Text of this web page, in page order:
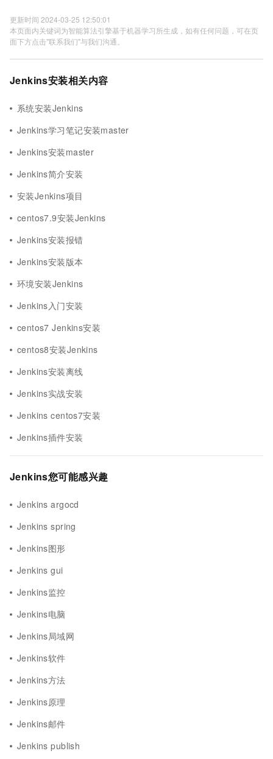
更新时间 2024-03-25 12:50:01
本页面内关键词为智能算法引擎基于机器学习所生成，如有任何问题，可在页
面下方点击"联系我们"与我们沟通。
Jenkins安装相关内容
系统安装Jenkins
Jenkins学习笔记安装master
Jenkins安装master
Jenkins简介安装
安装Jenkins项目
centos7.9安装Jenkins
Jenkins安装报错
Jenkins安装版本
环境安装Jenkins
Jenkins入门安装
centos7 Jenkins安装
centos8安装Jenkins
Jenkins安装离线
Jenkins实战安装
Jenkins centos7安装
Jenkins插件安装
Jenkins您可能感兴趣
Jenkins argocd
Jenkins spring
Jenkins图形
Jenkins gui
Jenkins监控
Jenkins电脑
Jenkins局域网
Jenkins软件
Jenkins方法
Jenkins原理
Jenkins邮件
Jenkins publish